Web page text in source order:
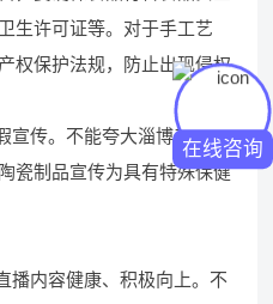
生许可证等。对于手工艺
权保护法规，防止出现侵权
宣传。不能夸大淄博产品的
瓷制品宣传为具有特殊保健
播内容健康、积极向上。不
在线咨询